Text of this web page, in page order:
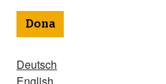
Dona
Deutsch